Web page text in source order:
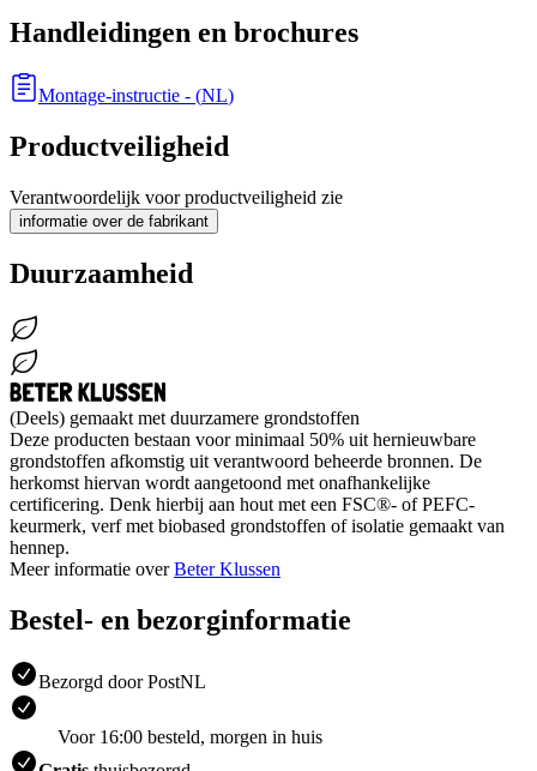
Handleidingen en brochures
Montage-instructie - (NL)
Productveiligheid
Verantwoordelijk voor productveiligheid zie
informatie over de fabrikant
Duurzaamheid
(Deels) gemaakt met duurzamere grondstoffen
Deze producten bestaan voor minimaal 50% uit hernieuwbare
grondstoffen afkomstig uit verantwoord beheerde bronnen. De
herkomst hiervan wordt aangetoond met onafhankelijke
certificering. Denk hierbij aan hout met een FSC®- of PEFC-
keurmerk, verf met biobased grondstoffen of isolatie gemaakt van
hennep.
Meer informatie overBeter Klussen
Bestel- en bezorginformatie
Bezorgd door PostNL
Voor 16:00 besteld, morgen in huis